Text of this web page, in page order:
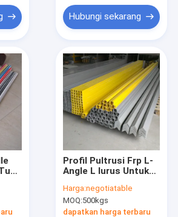
Hubungi sekarang
Profil Pultrusi Frp L-
Angle L lurus Untuk
GPO-3
Harga:negotiatable
MOQ:500kgs
dapatkan harga terbaru